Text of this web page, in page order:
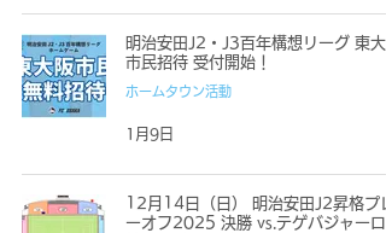
明治安田J2・J3百年構想リーグ 東大
市民招待 受付開始！
ホームタウン活動
1月9日
12月14日（日） 明治安田J2昇格プ
ーオフ2025 決勝 vs.テゲバジャーロ